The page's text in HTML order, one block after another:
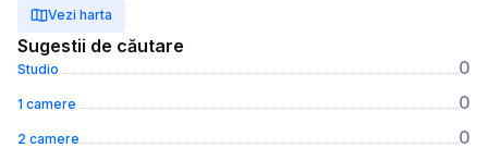
Vezi harta
Sugestii de căutare
Studio 0
1 camere 0
2 camere 0